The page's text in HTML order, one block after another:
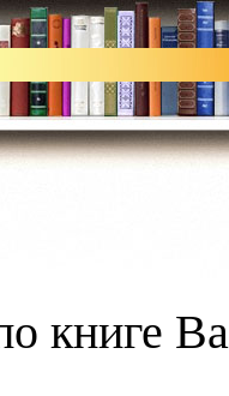
книге